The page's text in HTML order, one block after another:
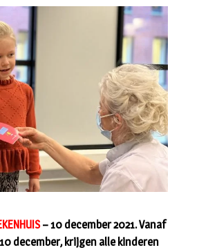
– 10 december 2021. Vanaf
december, krijgen alle kinderen